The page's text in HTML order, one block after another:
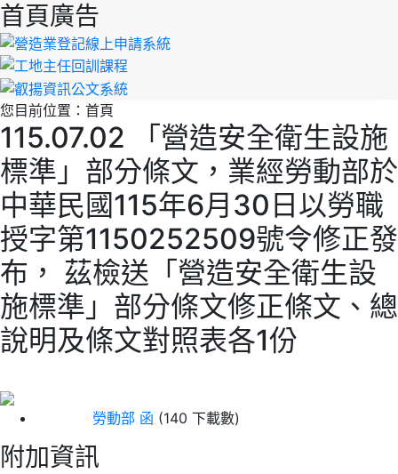
首頁廣告
您目前位置： 首頁
115.07.02 「營造安全衛生設施
標準」部分條文，業經勞動部於
中華民國115年6月30日以勞職
授字第1150252509號令修正發
布， 茲檢送「營造安全衛生設
施標準」部分條文修正條文、總
說明及條文對照表各1份
勞動部 函 (140 下載數)
附加資訊